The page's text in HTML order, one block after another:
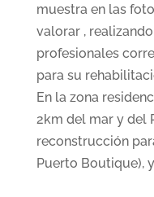
muestra en las
valorar ,
profesionales
para su
En la zona
2km del mar y del
reconstrucción
Puerto Boutique),